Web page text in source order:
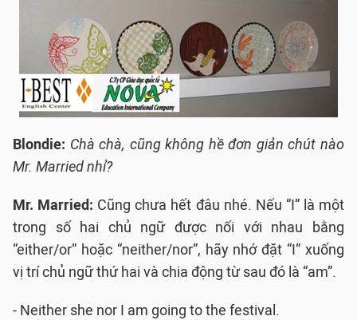
Blondie: Chà chà, cũng không hề đơn giản chút nào
Mr. Married nhỉ?
Mr. Married: Cũng chưa hết đâu nhé. Nếu “I” là một
trong số hai chủ ngữ được nối với nhau bằng
“either/or” hoặc “neither/nor”, hãy nhớ đặt “I” xuống
vị trí chủ ngữ thứ hai và chia động từ sau đó là “am”.
- Neither she nor I am going to the festival.